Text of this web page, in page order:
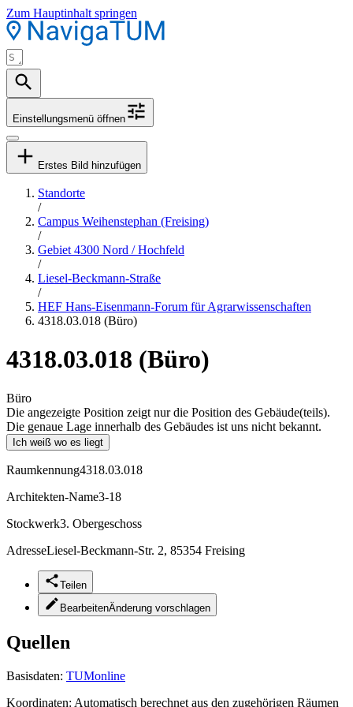
Zum Hauptinhalt springen
Einstellungsmenü öffnen
Erstes Bild hinzufügen
Standorte
/
Campus Weihenstephan (Freising)
/
Gebiet 4300 Nord / Hochfeld
/
Liesel-Beckmann-Straße
/
HEF Hans-Eisenmann-Forum für Agrarwissenschaften
4318.03.018 (Büro)
4318.03.018 (Büro)
Büro
Die angezeigte Position zeigt nur die Position des Gebäude(teils).
Die genaue Lage innerhalb des Gebäudes ist uns nicht bekannt.
Ich weiß wo es liegt
Raumkennung4318.03.018
Architekten-Name3-18
Stockwerk3. Obergeschoss
AdresseLiesel-Beckmann-Str. 2, 85354 Freising
Teilen
BearbeitenÄnderung vorschlagen
Quellen
Basisdaten: TUMonline
Koordinaten: Automatisch berechnet aus den zugehörigen Räumen